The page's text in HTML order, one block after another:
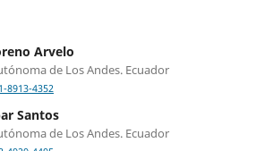
Arvelo
de Los Andes. Ecuador
8913-4352
Santos
de Los Andes. Ecuador